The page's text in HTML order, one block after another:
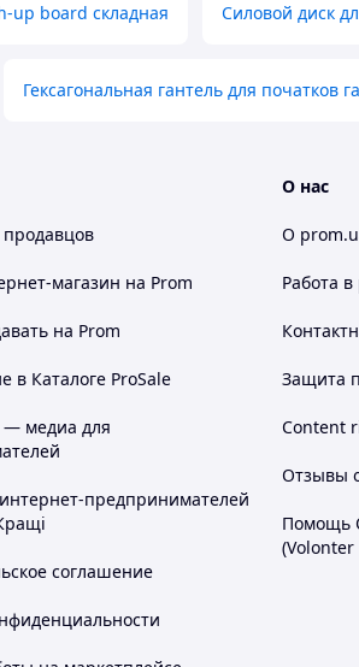
к повреждениям и легко
up board складная Силовой диск
Гексагональная гантель для початков
магазин на Prom
на Prom
в Каталоге ProSale
— медиа для
предпринимателей
соглашение
О нас
О
Работа
Защита
Content
Отзывы
Помощь
(Volonter